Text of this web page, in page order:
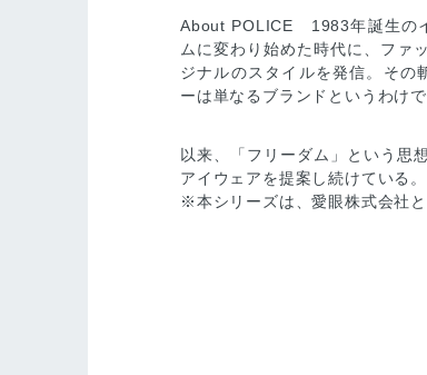
About POLICE 1983年誕生の
ムに変わり始めた時代に、ファ
ジナルのスタイルを発信。その
ーは単なるブランドというわけで
以来、「フリーダム」という思
アイウェアを提案し続けている。
※本シリーズは、愛眼株式会社と